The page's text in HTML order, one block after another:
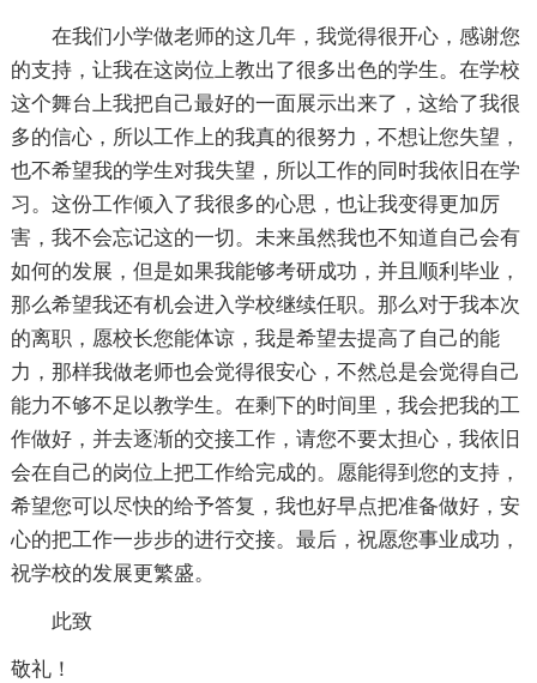
在我们小学做老师的这几年，我觉得很开心，感谢您
的支持，让我在这岗位上教出了很多出色的学生。在学校
这个舞台上我把自己最好的一面展示出来了，这给了我很
多的信心，所以工作上的我真的很努力，不想让您失望，
也不希望我的学生对我失望，所以工作的同时我依旧在学
习。这份工作倾入了我很多的心思，也让我变得更加厉
害，我不会忘记这的一切。未来虽然我也不知道自己会有
如何的发展，但是如果我能够考研成功，并且顺利毕业，
那么希望我还有机会进入学校继续任职。那么对于我本次
的离职，愿校长您能体谅，我是希望去提高了自己的能
力，那样我做老师也会觉得很安心，不然总是会觉得自己
能力不够不足以教学生。在剩下的时间里，我会把我的工
作做好，并去逐渐的交接工作，请您不要太担心，我依旧
会在自己的岗位上把工作给完成的。愿能得到您的支持，
希望您可以尽快的给予答复，我也好早点把准备做好，安
心的把工作一步步的进行交接。最后，祝愿您事业成功，
祝学校的发展更繁盛。
此致
敬礼！